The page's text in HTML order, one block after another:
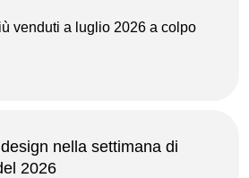
venduti a luglio 2026 a colpo
nella settimana di
2026